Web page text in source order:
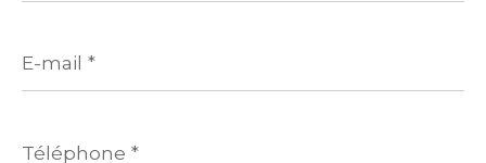
mail
*
*